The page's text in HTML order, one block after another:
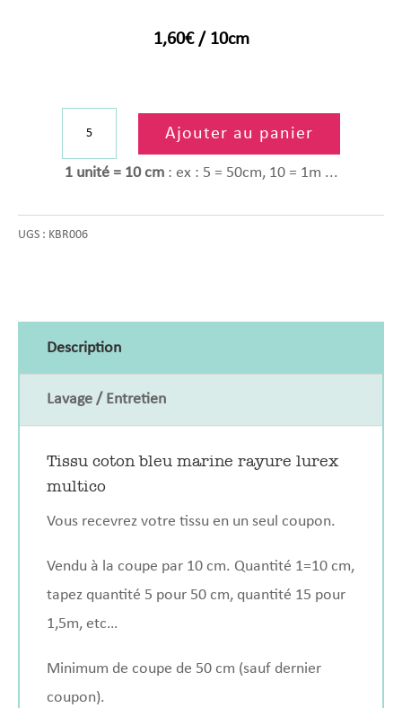
1,60€/ 10cm
coton
marine
multico
Ajouter au panier
1 unité = 10 cm: ex : 5 = 50cm, 10 = 1m ...
UGS : KBR006
Description
Lavage / Entretien
Tissu coton bleu marine rayure lurex
multico
Vous recevrez votre tissu en un seul coupon.
Vendu à la coupe par 10 cm. Quantité 1=10 cm,
tapez quantité 5 pour 50 cm, quantité 15 pour
1,5m, etc…
Minimum de coupe de 50 cm (sauf dernier
coupon).